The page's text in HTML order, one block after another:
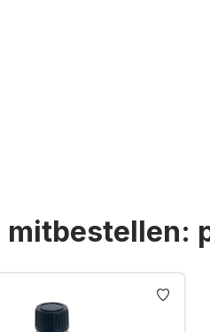
mitbestellen:
überspringen